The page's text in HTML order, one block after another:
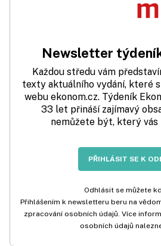
Newsletter
Každou středu vám
texty aktuálního vydání, které
webu ekonom.cz. Týdeník
33 let přináší zajímavý
nemůžete být, který vás
PŘIHLÁSIT SE K
Odhlásit se můžete
Přihlášením k newsletteru beru na
zpracování osobních údajů. Více
osobních údajů